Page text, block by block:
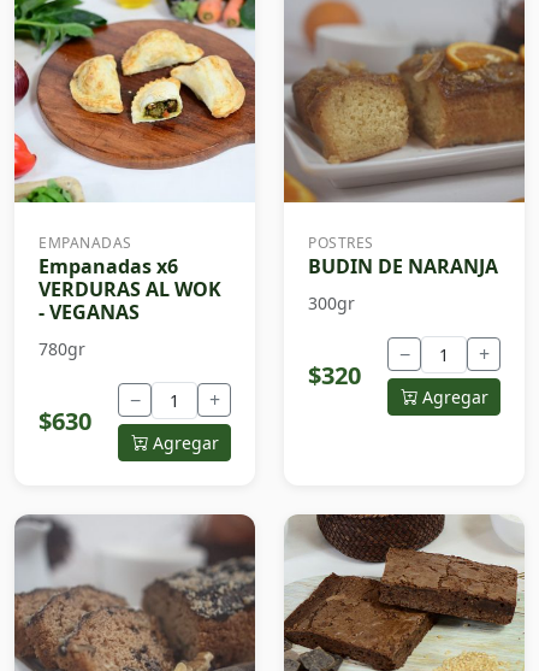
EMPANADAS
Empanadas x6
VERDURAS AL WOK
- VEGANAS
780gr
$630
− +
Agregar
POSTRES
BUDIN DE NARANJA
300gr
$320
− +
Agregar